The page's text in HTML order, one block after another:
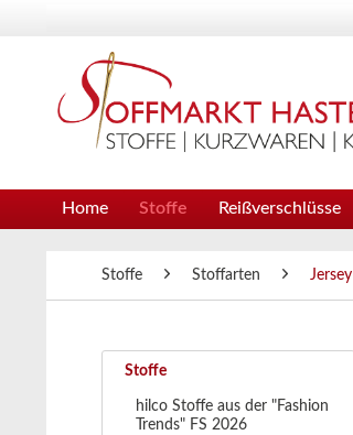
Home Stoffe Reißverschlüsse
Stoffe Stoffarten Jersey
Stoffe
hilco Stoffe aus der "Fashion
Trends" FS 2026